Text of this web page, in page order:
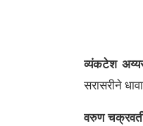
व्यंकटेश
सरासरीने
वरुण